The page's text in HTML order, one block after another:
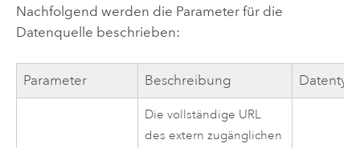
Nachfolgend werden die Parameter für die
Datenquelle beschrieben:
Parameter Beschreibung Datentyp
Die vollständige URL
des extern zugänglichen